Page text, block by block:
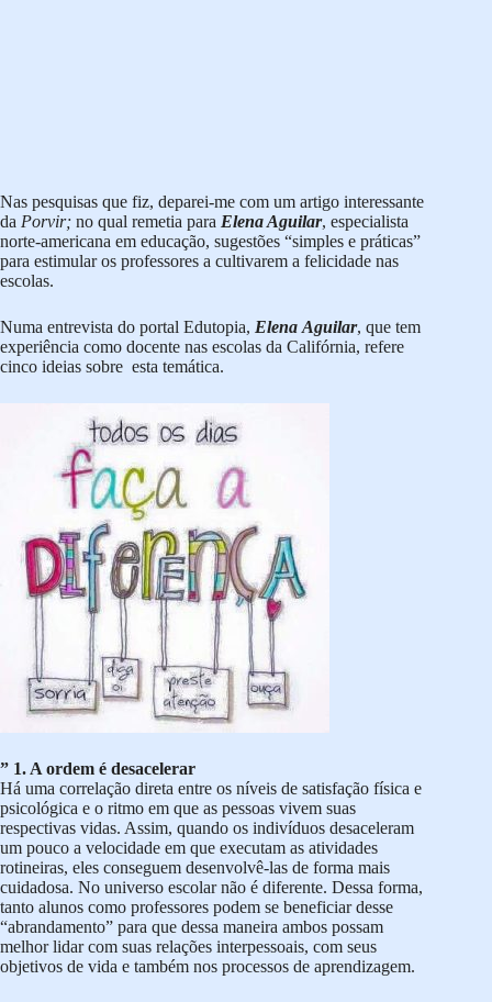
Nas pesquisas que fiz, deparei-me com um artigo interessante
da Porvir; no qual remetia para Elena Aguilar, especialista
norte-americana em educação, sugestões “simples e práticas”
para estimular os professores a cultivarem a felicidade nas
escolas.
Numa entrevista do portal Edutopia, Elena Aguilar, que tem
experiência como docente nas escolas da Califórnia, refere
cinco ideias sobre esta temática.
” 1. A ordem é desacelerar
Há uma correlação direta entre os níveis de satisfação física e
psicológica e o ritmo em que as pessoas vivem suas
respectivas vidas. Assim, quando os indivíduos desaceleram
um pouco a velocidade em que executam as atividades
rotineiras, eles conseguem desenvolvê-las de forma mais
cuidadosa. No universo escolar não é diferente. Dessa forma,
tanto alunos como professores podem se beneficiar desse
“abrandamento” para que dessa maneira ambos possam
melhor lidar com suas relações interpessoais, com seus
objetivos de vida e também nos processos de aprendizagem.